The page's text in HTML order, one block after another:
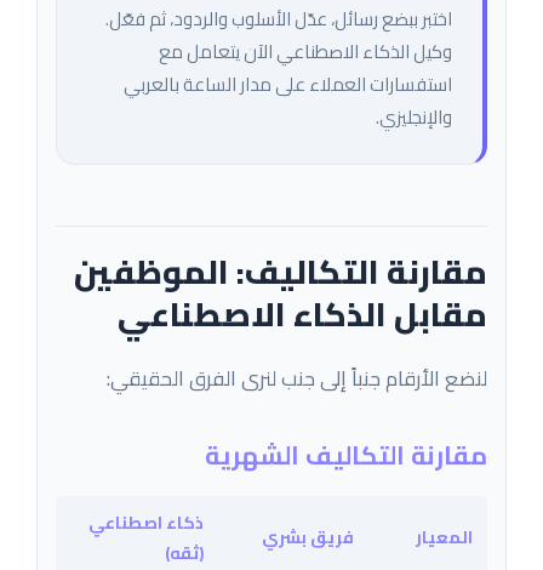
اختبر ببضع رسائل، عدّل الأسلوب والردود، ثم فعّل.
وكيل الذكاء الاصطناعي الآن يتعامل مع
استفسارات العملاء على مدار الساعة بالعربي
والإنجليزي.
مقارنة التكاليف: الموظفين
مقابل الذكاء الاصطناعي
لنضع الأرقام جنباً إلى جنب لنرى الفرق الحقيقي:
مقارنة التكاليف الشهرية
المعيار فريق بشري
ذكاء اصطناعي
(ثقه)